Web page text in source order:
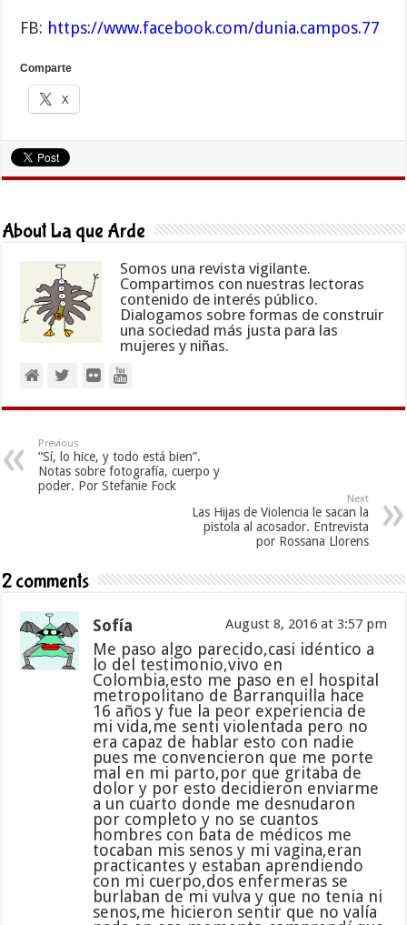
FB: https://www.facebook.com/dunia.campos.77
Comparte
X
About La que Arde
Somos una revista vigilante.
Compartimos con nuestras lectoras
contenido de interés público.
Dialogamos sobre formas de construir
una sociedad más justa para las
mujeres y niñas.
Previous
“Sí, lo hice, y todo está bien”.
Notas sobre fotografía, cuerpo y
poder. Por Stefanie Fock
Next
Las Hijas de Violencia le sacan la
pistola al acosador. Entrevista
por Rossana Llorens
2 comments
Sofía August 8, 2016 at 3:57 pm
Me paso algo parecido,casi idéntico a
lo del testimonio,vivo en
Colombia,esto me paso en el hospital
metropolitano de Barranquilla hace
16 años y fue la peor experiencia de
mi vida,me senti violentada pero no
era capaz de hablar esto con nadie
pues me convencieron que me porte
mal en mi parto,por que gritaba de
dolor y por esto decidieron enviarme
a un cuarto donde me desnudaron
por completo y no se cuantos
hombres con bata de médicos me
tocaban mis senos y mi vagina,eran
practicantes y estaban aprendiendo
con mi cuerpo,dos enfermeras se
burlaban de mi vulva y que no tenia ni
senos,me hicieron sentir que no valía